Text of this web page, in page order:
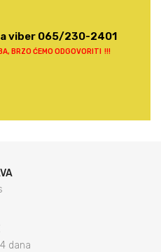
viber 065/230-2401
BRZO ĆEMO ODGOVORITI !!!
dana